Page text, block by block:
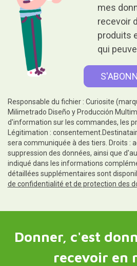
mes
recevoir
produits
qui
Responsable du fichier : Curiosite
Milimetrado Diseño y Producción
d'information sur les commandes, les
Légitimation :
sera communiquée à des tiers. Droits :
suppression des données, ainsi que
indiqué dans les informations
détaillées supplémentaires sont
de confidentialité et de protection des
Donner, c'est
recevoir en